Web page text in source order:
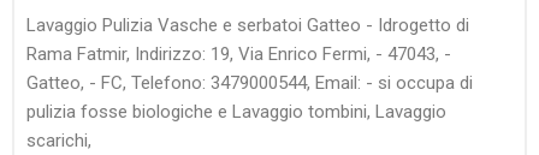
Lavaggio Pulizia Vasche e serbatoi Gatteo - Idrogetto di
Rama Fatmir, Indirizzo: 19, Via Enrico Fermi, - 47043, -
Gatteo, - FC, Telefono: 3479000544, Email: - si occupa di
pulizia fosse biologiche e Lavaggio tombini, Lavaggio
scarichi,